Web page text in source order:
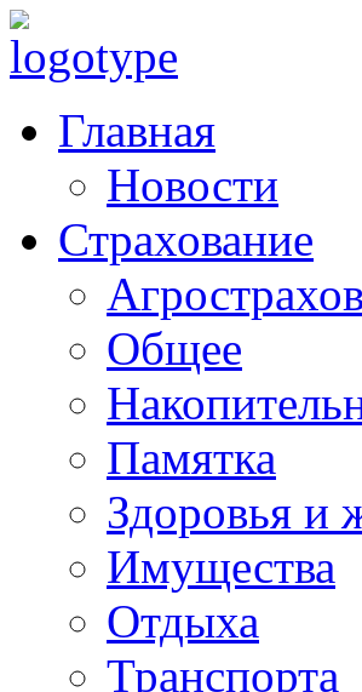
Главная
Новости
Страхование
Общее
Памятка
Здоровья и
Имущества
Отдыха
Транспорта